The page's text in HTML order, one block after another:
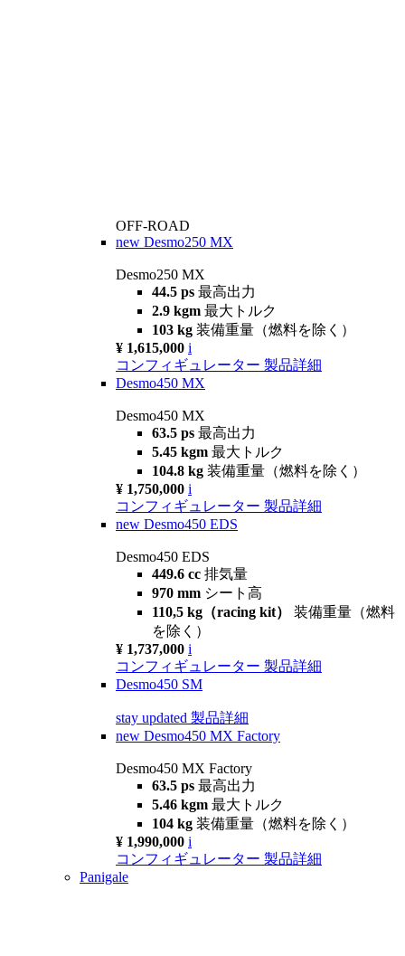
OFF-ROAD
new Desmo250 MX
Desmo250 MX
44.5 ps 最高出力
2.9 kgm 最大トルク
103 kg 装備重量（燃料を除く）
¥ 1,615,000 i
コンフィギュレーター 製品詳細
Desmo450 MX
Desmo450 MX
63.5 ps 最高出力
5.45 kgm 最大トルク
104.8 kg 装備重量（燃料を除く）
¥ 1,750,000 i
コンフィギュレーター 製品詳細
new Desmo450 EDS
Desmo450 EDS
449.6 cc 排気量
970 mm シート高
110,5 kg（racing kit） 装備重量（燃料
を除く）
¥ 1,737,000 i
コンフィギュレーター 製品詳細
Desmo450 SM
stay updated 製品詳細
new Desmo450 MX Factory
Desmo450 MX Factory
63.5 ps 最高出力
5.46 kgm 最大トルク
104 kg 装備重量（燃料を除く）
¥ 1,990,000 i
コンフィギュレーター 製品詳細
Panigale